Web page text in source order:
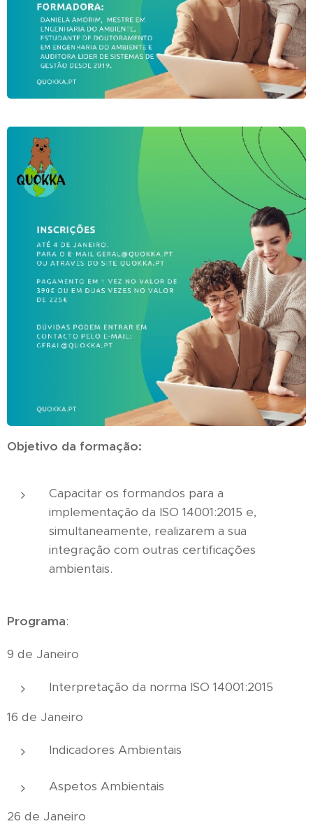
Objetivo da formação:
Capacitar os formandos para a
implementação da ISO 14001:2015 e,
simultaneamente, realizarem a sua
integração com outras certificações
ambientais.
Programa:
9 de Janeiro
Interpretação da norma ISO 14001:2015
16 de Janeiro
Indicadores Ambientais
Aspetos Ambientais
26 de Janeiro